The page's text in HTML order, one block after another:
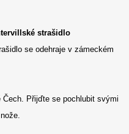
strašidlo
se odehraje v zámeckém
Přijďte se pochlubit svými